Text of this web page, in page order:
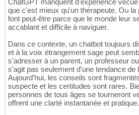
ChatGPT manquent d'expérience
que c'est mieux qu'un thérapeute. Ou la
font peut-être parce que le monde leur
accablant et difficile à naviguer.
Dans ce contexte, un chatbot toujours
et à la voix étrangement sage peut
s'adresser à un parent, un professeur
s'agit pas seulement d'une tendance de
Aujourd'hui, les conseils sont
suspecte et les certitudes sont rares.
personnes de tous âges se tourneront
offrent une clarté instantanée et pratique.